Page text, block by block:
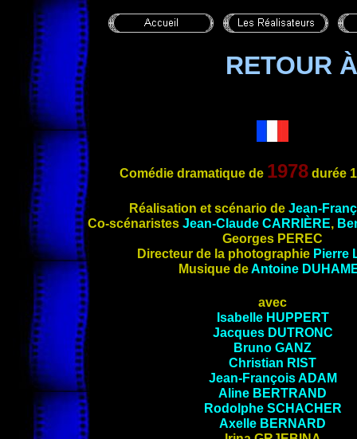
RETOUR
Comédie dramatique de 1978durée
Réalisation et scénario de Jean-
Co-scénaristes Jean-Claude CARRIÈRE,
Georges PEREC
Directeur de la photographie Pierre
Musique deAntoine
avec
Isabelle HUPPERT
Jacques DUTRONC
Bruno GANZ
Christian RIST
Jean-FrançoisADAM
Aline BERTRAND
Rodolphe SCHACHER
Axelle BERNARD